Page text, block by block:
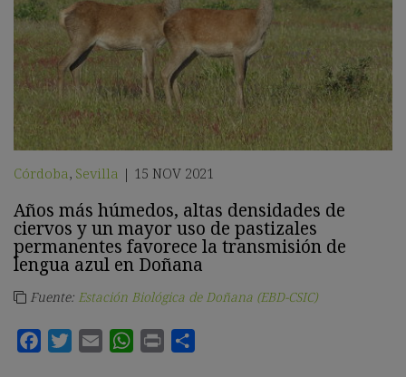
Córdoba, Sevilla | 15 NOV 2021
Años más húmedos, altas densidades de
ciervos y un mayor uso de pastizales
permanentes favorece la transmisión de
lengua azul en Doñana
Fuente: Estación Biológica de Doñana (EBD-CSIC)